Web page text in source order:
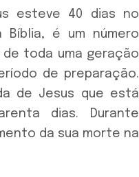
esteve 40 dias no
Bíblia, é um número
toda uma geração
de preparação.
de Jesus que está
dias. Durante
da sua morte na